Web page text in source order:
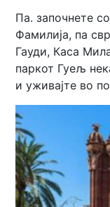
Па. започнете
Фамилија, па
Гауди, Каса
паркот Гуељ
и уживајте во